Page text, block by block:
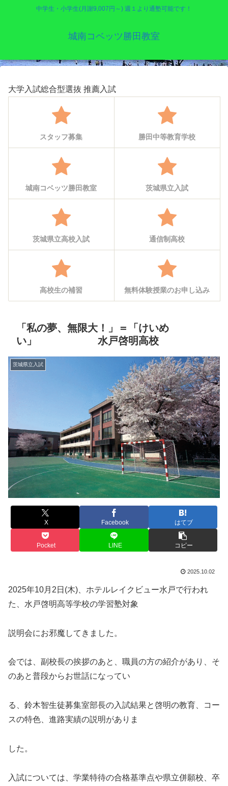
中学生・小学生(月謝9,007円～) 週１より通塾可能です！
城南コベッツ勝田教室
大学入試総合型選抜 推薦入試
スタッフ募集 勝田中等教育学校
城南コベッツ勝田教室 茨城県立入試
茨城県立高校入試 通信制高校
高校生の補習 無料体験授業のお申し込み
「私の夢、無限大！」＝「けいめ
い」 水戸啓明高校
茨城県立入試
X Facebook はてブ
Pocket LINE コピー
2025.10.02
2025年10月2日(木)、ホテルレイクビュー水戸で行われ
た、水戸啓明高等学校の学習塾対象
説明会にお邪魔してきました。
会では、副校長の挨拶のあと、職員の方の紹介があり、そ
のあと普段からお世話になってい
る、鈴木智生徒募集室部長の入試結果と啓明の教育、コー
スの特色、進路実績の説明がありま
した。
入試については、学業特待の合格基準点や県立併願校、卒